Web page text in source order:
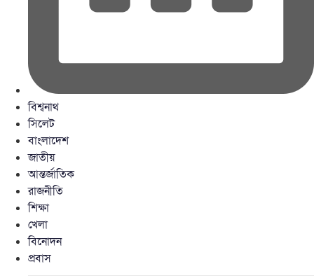
বিশ্বনাথ
সিলেট
বাংলাদেশ
জাতীয়
আন্তর্জাতিক
রাজনীতি
শিক্ষা
খেলা
বিনোদন
প্রবাস